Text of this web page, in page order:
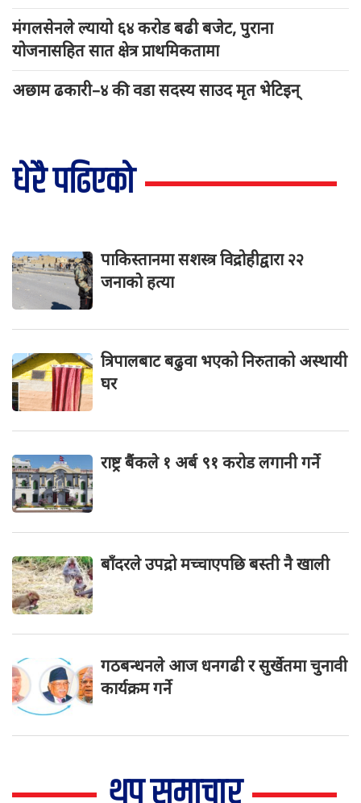
मंगलसेनले ल्यायो ६४ करोड बढी बजेट, पुराना
योजनासहित सात क्षेत्र प्राथमिकतामा
अछाम ढकारी–४ की वडा सदस्य साउद मृत भेटिइन्
धेरै पढिएको
पाकिस्तानमा सशस्त्र विद्रोहीद्वारा २२
जनाकाे हत्या
त्रिपालबाट बढुवा भएको निरुताको अस्थायी
घर
राष्ट्र बैंकले १ अर्ब ९१ करोड लगानी गर्ने
बाँदरले उपद्रो मच्चाएपछि बस्ती नै खाली
गठबन्धनले आज धनगढी र सुर्खेतमा चुनावी
कार्यक्रम गर्ने